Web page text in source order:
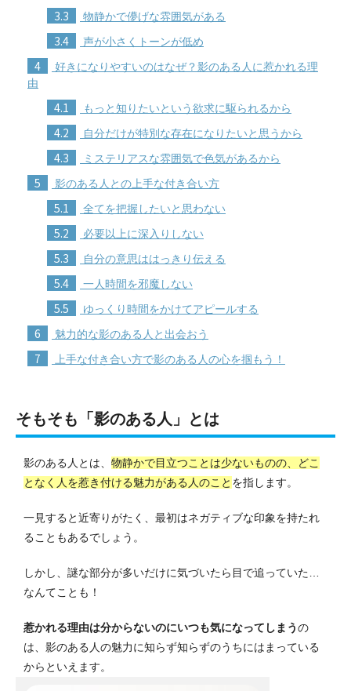
3.3 物静かで儚げな雰囲気がある
3.4 声が小さくトーンが低め
4
好きになりやすいのはなぜ？影のある人に惹かれる理
由
4.1 もっと知りたいという欲求に駆られるから
4.2 自分だけが特別な存在になりたいと思うから
4.3 ミステリアスな雰囲気で色気があるから
5 影のある人との上手な付き合い方
5.1 全てを把握したいと思わない
5.2 必要以上に深入りしない
5.3 自分の意思ははっきり伝える
5.4 一人時間を邪魔しない
5.5 ゆっくり時間をかけてアピールする
6 魅力的な影のある人と出会おう
7 上手な付き合い方で影のある人の心を掴もう！
そもそも「影のある人」とは
影のある人とは、 物静かで目立つことは少ないものの、どこ
となく人を惹き付ける魅力がある人のこと を指します。
一見すると近寄りがたく、最初はネガティブな印象を持たれ
ることもあるでしょう。
しかし、謎な部分が多いだけに気づいたら目で追っていた…
なんてことも！
惹かれる理由は分からないのにいつも気になってしまうの
は、影のある人の魅力に知らず知らずのうちにはまっている
からといえます。